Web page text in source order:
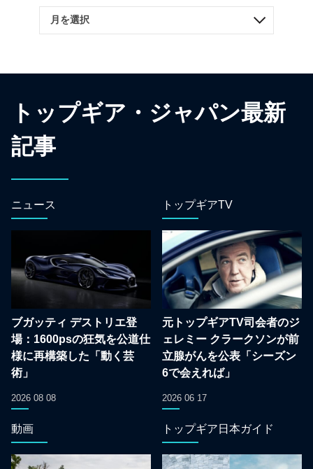
トップギア・ジャパン最新
記事
ニュース
ブガッティ デストリエ登
場：1600psの狂気を公道仕
様に再構築した「動く芸
術」
2026 08 08
トップギアTV
元トップギアTV司会者のジ
ェレミー クラークソンが前
立腺がんを公表「シーズン
6で会えれば」
2026 06 17
動画 トップギア日本ガイド